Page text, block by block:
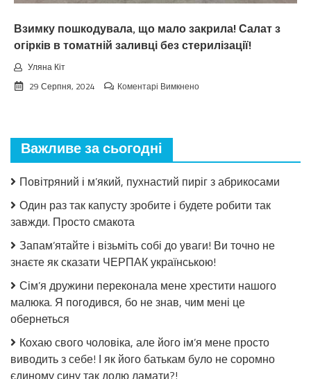
чeкaв
Взимку пошкодувала, що мало закрила! Салат з
огірків в томатній заливці без стерилізації!
Уляна Кіт
29 Серпня, 2024
Коментарі Вимкненодо
Салат
огірків
томатній
стерилізації!
Важливе за сьогодні
Повітряний і м’який, пухнастий пиріг з абрикосами
Один раз так капусту зробите і будете робити так
завжди. Просто смакота
Запам’ятайте і візьміть собі до уваги! Ви точно не
знаєте як сказати ЧЕРПАК українською!
Сім’я дружини переконала мене хрестити нашого
малюка. Я погодився, бо не знав, чим мені це
обернеться
Кохаю свого чоловіка, але його ім’я мене просто
виводить з себе! І як його батькам було не соромно